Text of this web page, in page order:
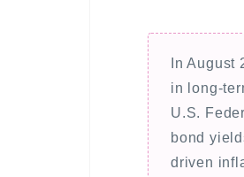
In
in
long-
U.S.
bond
driven